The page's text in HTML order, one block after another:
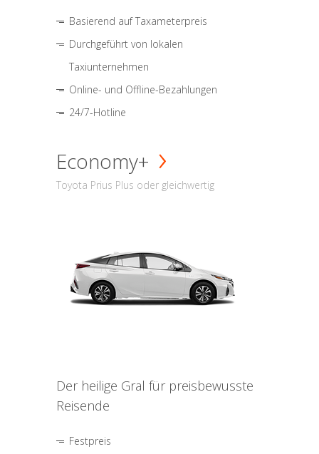
Basierend auf Taxameterpreis
Durchgeführt von lokalen
Taxiunternehmen
Online- und Offline-Bezahlungen
24/7-Hotline
Economy+
Toyota Prius Plus oder gleichwertig
Der heilige Gral für preisbewusste
Reisende
Festpreis